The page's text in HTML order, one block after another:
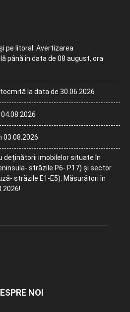
pe litoral. Avertizarea
până în data de 08 august, ora
la data de 30.06.2026
03.08.2026
deținătorii imobilelor situate în
străzile P6- P17) și sector
străzile E1-E5). Măsurători în
NOI